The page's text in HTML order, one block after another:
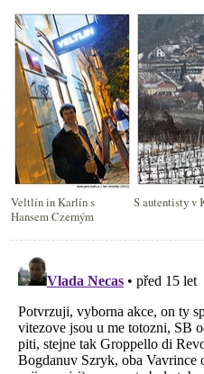
Veltlín in Karlín s
Hansem Czerným
S autentisty v